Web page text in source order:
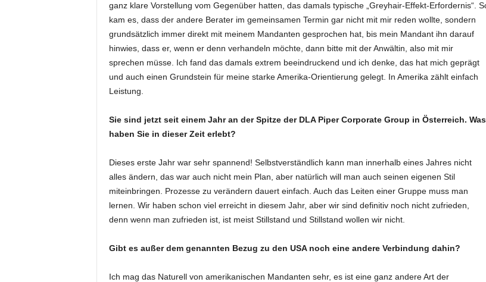
ganz klare Vorstellung vom Gegenüber hatten, das damals typische „Greyhair-Effekt-Erfordernis“.
kam es, dass der andere Berater im gemeinsamen Termin gar nicht mit mir reden wollte, sondern
grundsätzlich immer direkt mit meinem Mandanten gesprochen hat, bis mein Mandant ihn darauf
hinwies, dass er, wenn er denn verhandeln möchte, dann bitte mit der Anwältin, also mit mir
sprechen müsse. Ich fand das damals extrem beeindruckend und ich denke, das hat mich geprägt
und auch einen Grundstein für meine starke Amerika-Orientierung gelegt. In Amerika zählt einfach
Leistung.
Sie sind jetzt seit einem Jahr an der Spitze der DLA Piper Corporate Group in Österreich. Was
haben Sie in dieser Zeit erlebt?
Dieses erste Jahr war sehr spannend! Selbstverständlich kann man innerhalb eines Jahres nicht
alles ändern, das war auch nicht mein Plan, aber natürlich will man auch seinen eigenen Stil
miteinbringen. Prozesse zu verändern dauert einfach. Auch das Leiten einer Gruppe muss man
lernen. Wir haben schon viel erreicht in diesem Jahr, aber wir sind definitiv noch nicht zufrieden,
denn wenn man zufrieden ist, ist meist Stillstand und Stillstand wollen wir nicht.
Gibt es außer dem genannten Bezug zu den USA noch eine andere Verbindung dahin?
Ich mag das Naturell von amerikanischen Mandanten sehr, es ist eine ganz andere Art der